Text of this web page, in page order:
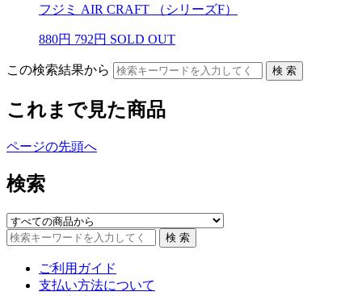
フジミ AIR CRAFT （シリーズF）
880円 792円 SOLD OUT
この検索結果から
これまで見た商品
ページの先頭へ
検索
ご利用ガイド
支払い方法について